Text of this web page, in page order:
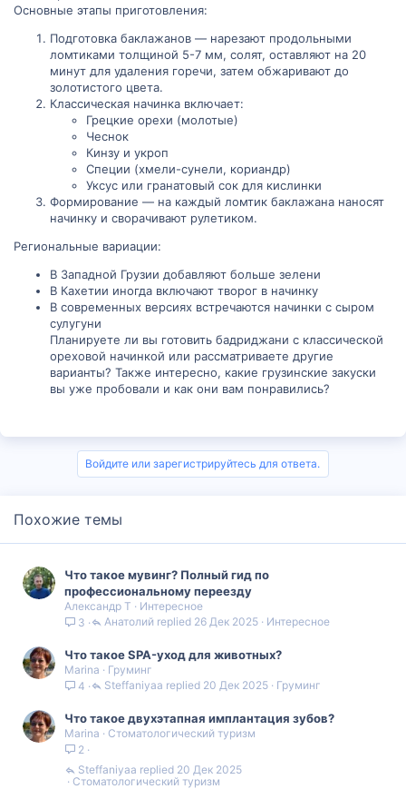
Основные этапы приготовления:
Подготовка баклажанов — нарезают продольными
ломтиками толщиной 5-7 мм, солят, оставляют на 20
минут для удаления горечи, затем обжаривают до
золотистого цвета.
Классическая начинка включает:
Грецкие орехи (молотые)
Чеснок
Кинзу и укроп
Специи (хмели-сунели, кориандр)
Уксус или гранатовый сок для кислинки
Формирование — на каждый ломтик баклажана наносят
начинку и сворачивают рулетиком.
Региональные вариации:
В Западной Грузии добавляют больше зелени
В Кахетии иногда включают творог в начинку
В современных версиях встречаются начинки с сыром
сулугуни
Планируете ли вы готовить бадриджани с классической
ореховой начинкой или рассматриваете другие
варианты? Также интересно, какие грузинские закуски
вы уже пробовали и как они вам понравились?
Войдите или зарегистрируйтесь для ответа.
Похожие темы
Что такое мувинг? Полный гид по
профессиональному переезду
Александр Т
Интересное
3
Интересное
26 Дек 2025
Анатолий
Что такое SPA-уход для животных?
Marina
Груминг
4
Груминг
20 Дек 2025
Steffaniyaa
Что такое двухэтапная имплантация зубов?
Marina
Стоматологический туризм
2
Стоматологический туризм
20 Дек 2025
Steffaniyaa